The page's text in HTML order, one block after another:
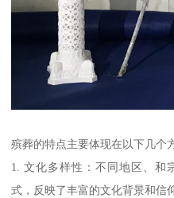
殡葬的特点主要体现在以下几个
1. 文化多样性：不同地区、和
式，反映了丰富的文化背景和信